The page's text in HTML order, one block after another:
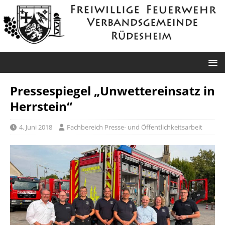
Pressespiegel „Unwettereinsatz in
Herrstein“
4. Juni 2018 Fachbereich Presse- und Öffentlichkeitsarbeit